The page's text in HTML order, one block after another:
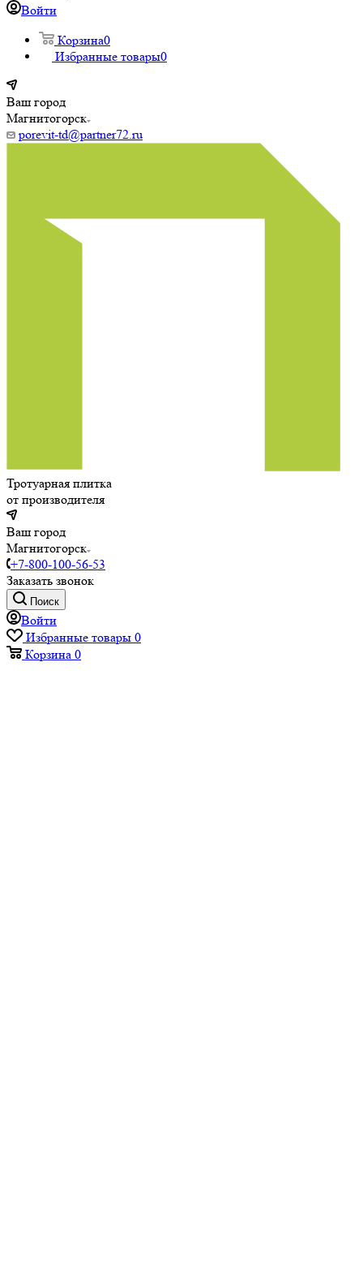
Войти
Корзина0
Избранные товары0
Ваш город
Магнитогорск
porevit-td@partner72.ru
Тротуарная плитка
от производителя
Ваш город
Магнитогорск
+7-800-100-56-53
Заказать звонок
Поиск
Войти
Избранные товары 0
Корзина 0